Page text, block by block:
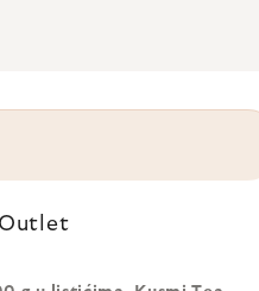
Outlet